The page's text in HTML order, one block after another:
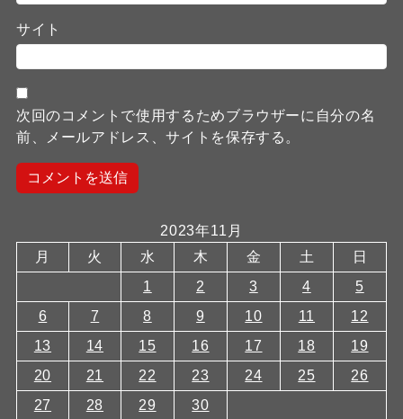
サイト
次回のコメントで使用するためブラウザーに自分の名
前、メールアドレス、サイトを保存する。
2023年11月
月
火 水 木 金 土
日
1
2 3 4
5
6
7 8 9 10 11
12
13
14 15 16 17 18
19
20
21 22 23 24 25
26
27
28 29 30